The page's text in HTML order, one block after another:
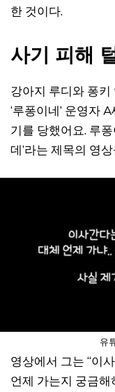
한 것이다.
사기 피해
강아지 루디와 퐁
‘루퐁이네’ 운영자
기를 당했어요. 루
데’라는 제목의 영
유
영상에서 그는 “이
언제 가는지 궁금해